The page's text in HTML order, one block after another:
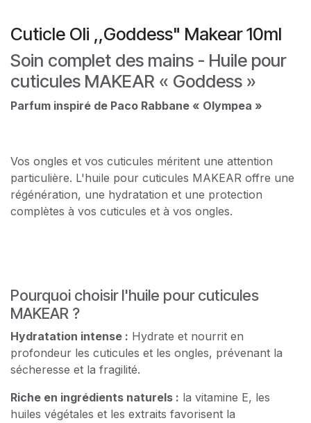
Cuticle Oli ,,Goddess" Makear 10ml
Soin complet des mains - Huile pour
cuticules MAKEAR « Goddess »
Parfum inspiré de Paco Rabbane « Olympea »
Vos ongles et vos cuticules méritent une attention
particulière. L'huile pour cuticules MAKEAR offre une
régénération, une hydratation et une protection
complètes à vos cuticules et à vos ongles.
Pourquoi choisir l'huile pour cuticules
MAKEAR ?
Hydratation intense : Hydrate et nourrit en
profondeur les cuticules et les ongles, prévenant la
sécheresse et la fragilité.
Riche en ingrédients naturels : la vitamine E, les
huiles végétales et les extraits favorisent la